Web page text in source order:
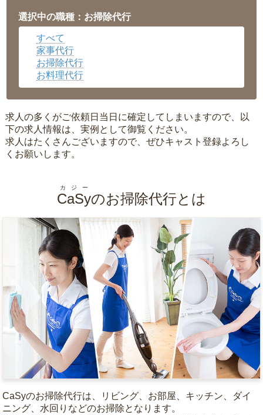
岡山県▼
広島県▼
沖縄県
選択中の職種：お掃除代行
すべて
家事代行
お掃除代行
お料理代行
求人の多くがご依頼日当日に確定してしまいますので、以
下の求人情報は、実例として御覧ください。
求人はたくさんございますので、ぜひキャスト登録よろし
くお願いします。
CaSy
カジー
のお掃除代行とは
CaSyのお掃除代行は、リビング、お部屋、キッチン、ダイ
ニング、水回りなどのお掃除となります。